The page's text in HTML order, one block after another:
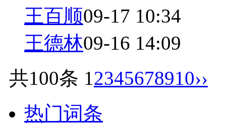
王百顺09-17 10:34
王德林09-16 14:09
共100条 12345678910››
热门词条